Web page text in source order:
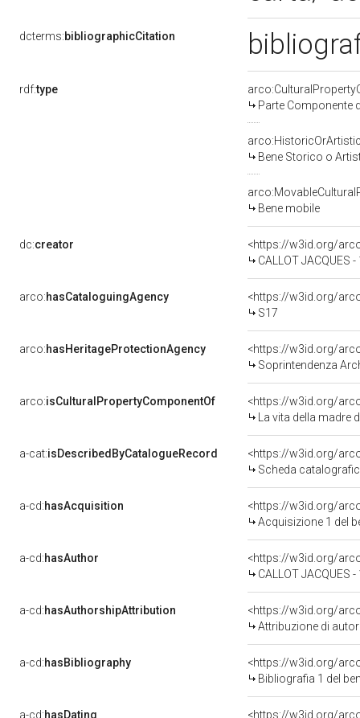
dcterms:bibliographicCitation
rdf:type
Parte Componente
Bene Storico o
Bene mobile
dc:creator
<https://w3id.org/
CALLOT JACQUES
arco:hasCataloguingAgency
<https://w3id.org/
S17
arco:hasHeritageProtectionAgency
<https://w3id.org/
Soprintendenza
arco:isCulturalPropertyComponentOf
<https://w3id.org/
La vita della madre
a-cat:isDescribedByCatalogueRecord
<https://w3id.org/
Scheda
a-cd:hasAcquisition
<https://w3id.org/
Acquisizione 1 del
a-cd:hasAuthor
<https://w3id.org/
CALLOT JACQUES
a-cd:hasAuthorshipAttribution
<https://w3id.org/
Attribuzione di
a-cd:hasBibliography
<https://w3id.org/
Bibliografia 1 del
a-cd:hasDating <https://w3id.org/